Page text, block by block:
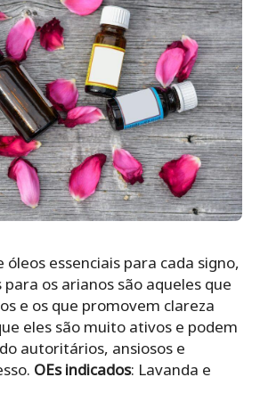
óleos essenciais para cada signo,
para os arianos são aqueles que
e os que promovem clareza
eles são muito ativos e podem
autoritários, ansiosos e
OEs indicados: Lavanda e